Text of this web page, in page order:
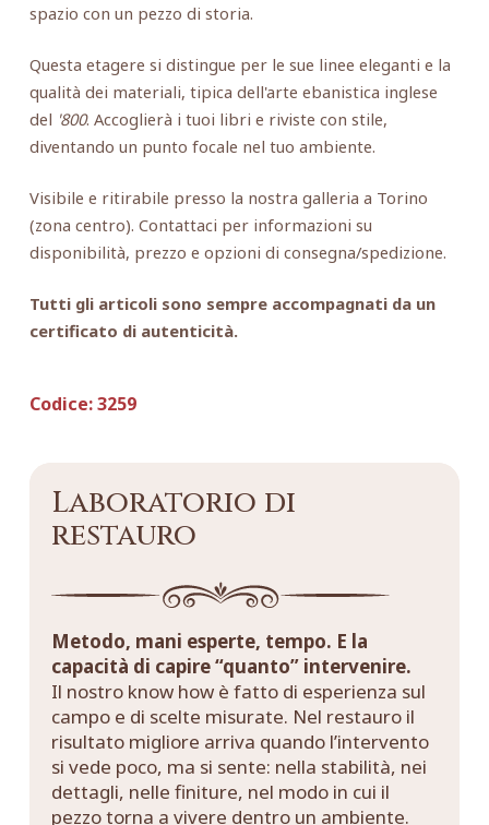
spazio con un pezzo di storia.
Questa etagere si distingue per le sue linee eleganti e la
qualità dei materiali, tipica dell'arte ebanistica inglese
del '800. Accoglierà i tuoi libri e riviste con stile,
diventando un punto focale nel tuo ambiente.
Visibile e ritirabile presso la nostra galleria a Torino
(zona centro). Contattaci per informazioni su
disponibilità, prezzo e opzioni di consegna/spedizione.
Tutti gli articoli sono sempre accompagnati da un
certificato di autenticità.
Codice:3259
Laboratorio di
restauro
Metodo, mani esperte, tempo. E la
capacità di capire “quanto” intervenire.
Il nostro know how è fatto di esperienza sul
campo e di scelte misurate. Nel restauro il
risultato migliore arriva quando l’intervento
si vede poco, ma si sente: nella stabilità, nei
dettagli, nelle finiture, nel modo in cui il
pezzo torna a vivere dentro un ambiente.